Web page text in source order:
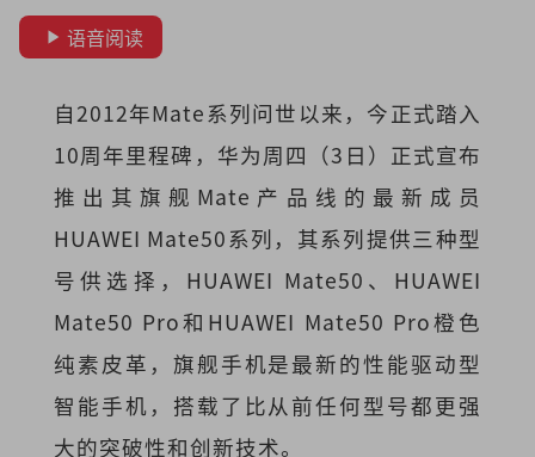
语音阅读
自2012年Mate系列问世以来，今正式踏入
10周年里程碑，华为周四（3日）正式宣布
推出其旗舰Mate产品线的最新成员
HUAWEI Mate50系列，其系列提供三种型
号供选择，HUAWEI Mate50、HUAWEI
Mate50 Pro和HUAWEI Mate50 Pro橙色
纯素皮革，旗舰手机是最新的性能驱动型
智能手机，搭载了比从前任何型号都更强
大的突破性和创新技术。